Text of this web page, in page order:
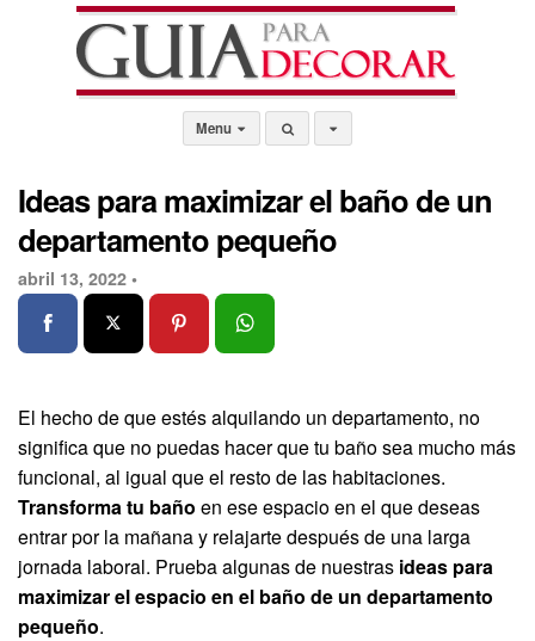
Menu
Ideas para maximizar el baño de un
departamento pequeño
abril 13, 2022 •
El hecho de que estés alquilando un departamento, no
significa que no puedas hacer que tu baño sea mucho más
funcional, al igual que el resto de las habitaciones.
Transforma tu baño en ese espacio en el que deseas
entrar por la mañana y relajarte después de una larga
jornada laboral. Prueba algunas de nuestras ideas para
maximizar el espacio en el baño de un departamento
pequeño.